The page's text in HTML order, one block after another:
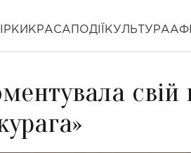
КРАСА ПОДІЇ КУЛЬТУРА
свій